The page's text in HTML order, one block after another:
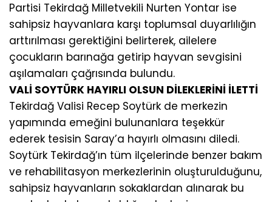
Partisi Tekirdağ Milletvekili Nurten Yontar ise
sahipsiz hayvanlara karşı toplumsal duyarlılığın
arttırılması gerektiğini belirterek, ailelere
çocukların barınağa getirip hayvan sevgisini
aşılamaları çağrısında bulundu.
VALİ SOYTÜRK HAYIRLI OLSUN DİLEKLERİNİ İLETTİ
Tekirdağ Valisi Recep Soytürk de merkezin
yapımında emeğini bulunanlara teşekkür
ederek tesisin Saray’a hayırlı olmasını diledi.
Soytürk Tekirdağ’ın tüm ilçelerinde benzer bakım
ve rehabilitasyon merkezlerinin oluşturulduğunu,
sahipsiz hayvanların sokaklardan alınarak bu